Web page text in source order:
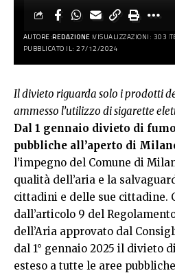
AUTORE:REDAZIONE VISUALIZZAZIONI: 303
PUBBLICATO IL: 27/12/2024
Il divieto riguarda solo i prodotti
ammesso l’utilizzo di sigarette
Dal 1 gennaio divieto di
pubbliche all’aperto di
l’impegno del Comune di
qualità dell’aria e la
cittadini e delle sue cittadine.
dall’articolo 9 del
dell’Aria approvato dal
dal 1° gennaio 2025 il divieto
esteso a tutte le aree